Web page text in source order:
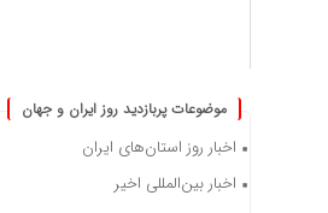
موضوعات پربازدید روز ایران و جهان
اخبار روز استان‌های ایران
اخبار بین‌المللی اخیر